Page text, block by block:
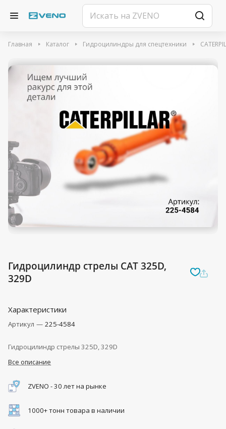
Главная Каталог Гидроцилиндры для спецтехники
Гидроцилиндр стрелы CAT 325D,
329D
Характеристики
Артикул — 225-4584
Гидроцилиндр стрелы 325D, 329D
Все описание
ZVENO - 30 лет на рынке
1000+ тонн товара в наличии